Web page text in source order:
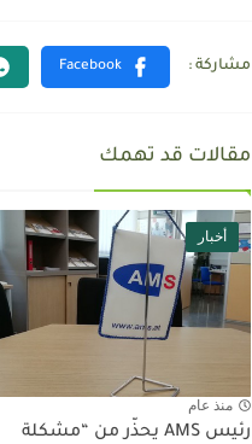
مقالات قد تهمك
أخبار
منذ عام
رئيس AMS يحذّر من “مشكلة